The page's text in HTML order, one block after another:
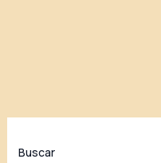
Buscar